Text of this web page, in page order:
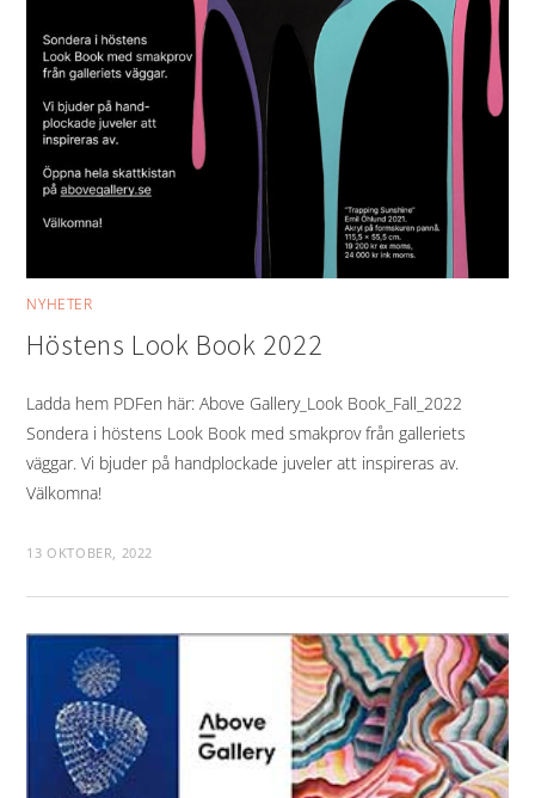
NYHETER
Höstens Look Book 2022
Ladda hem PDFen här: Above Gallery_Look Book_Fall_2022
Sondera i höstens Look Book med smakprov från galleriets
väggar. Vi bjuder på handplockade juveler att inspireras av.
Välkomna!
13 OKTOBER, 2022